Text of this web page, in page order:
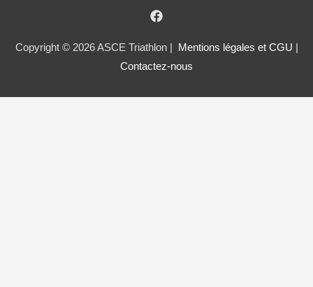
Copyright © 2026 ASCE Triathlon | Mentions légales et CGU
Contactez-nous